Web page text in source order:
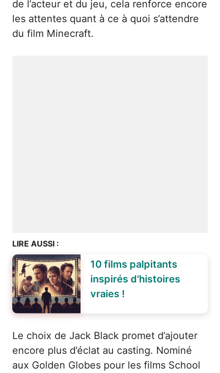
de l’acteur et du jeu, cela renforce encore
les attentes quant à ce à quoi s’attendre
du film Minecraft.
LIRE AUSSI :
10 films palpitants
inspirés d'histoires
vraies !
Le choix de Jack Black promet d’ajouter
encore plus d’éclat au casting. Nominé
aux Golden Globes pour les films School